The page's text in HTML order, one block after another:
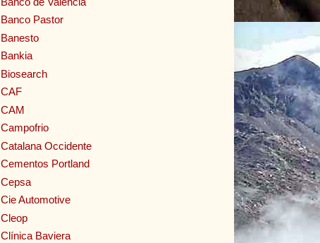
Banco Pastor
Banesto
Bankia
Biosearch
CAF
CAM
Campofrio
Catalana Occidente
Cementos Portland
Cepsa
Cie Automotive
Cleop
Clínica Baviera